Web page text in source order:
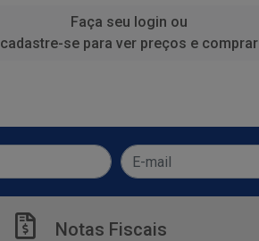
Faça seu login ou
cadastre-se para ver preços e comprar
Notas Fiscais